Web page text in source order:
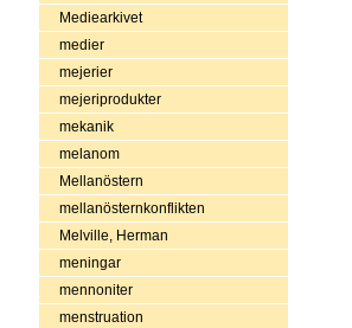
Mediearkivet
medier
mejerier
mejeriprodukter
mekanik
melanom
Mellanöstern
mellanösternkonflikten
Melville, Herman
meningar
mennoniter
menstruation